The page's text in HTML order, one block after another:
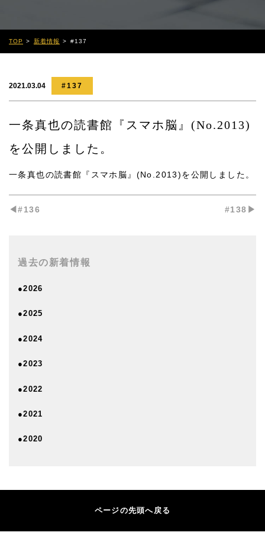
TOP 新着情報 #137
2021.03.04 #137
一条真也の読書館『スマホ脳』(No.2013)
を公開しました。
一条真也の読書館『スマホ脳』(No.2013)を公開しました。
◀︎#136 #138▶︎
過去の新着情報
●2026
●2025
●2024
●2023
●2022
●2021
●2020
ページの先頭へ戻る